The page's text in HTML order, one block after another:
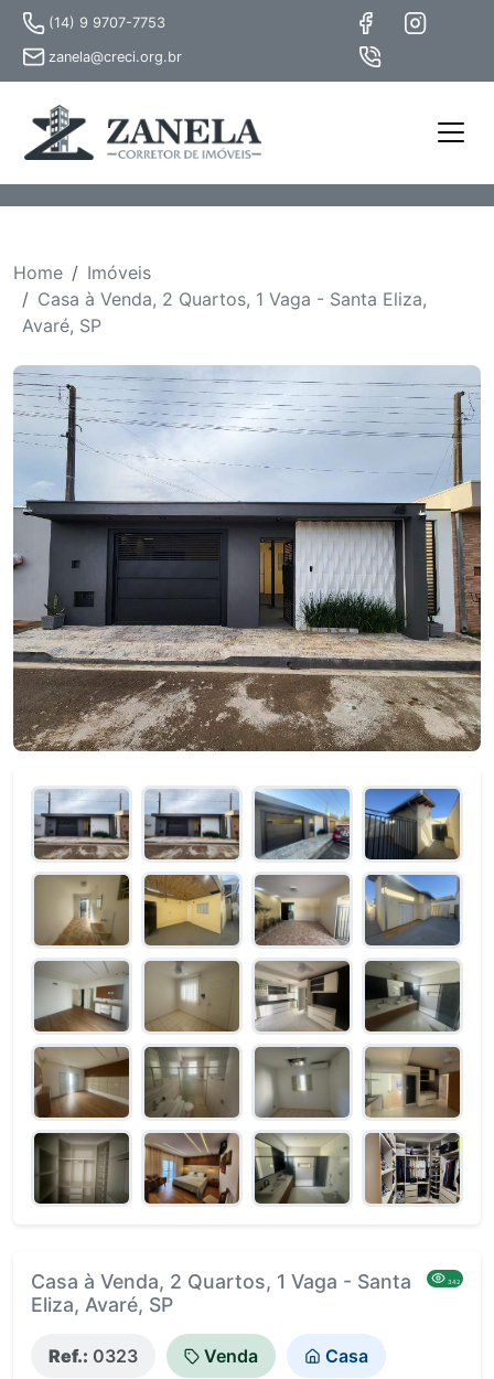
(14) 9 9707-7753
zanela@creci.org.br
Home
Imóveis
Casa à Venda, 2 Quartos, 1 Vaga - Santa Eliza,
Avaré, SP
Casa à Venda, 2 Quartos, 1 Vaga - Santa
Eliza, Avaré, SP
342
Ref.: 0323 Venda Casa